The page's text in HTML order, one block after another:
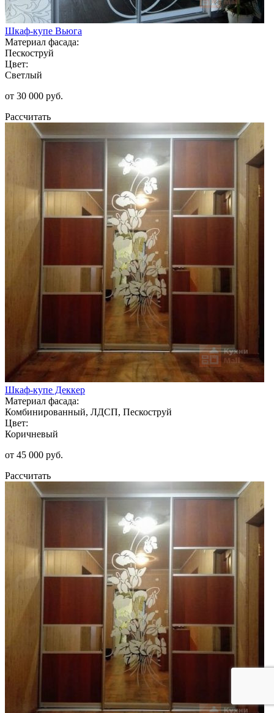
Шкаф-купе Вьюга
Материал фасада:
Пескоструй
Цвет:
Светлый
от 30 000 руб.
Рассчитать
Шкаф-купе Деккер
Материал фасада:
Комбинированный, ЛДСП, Пескоструй
Цвет:
Коричневый
от 45 000 руб.
Рассчитать